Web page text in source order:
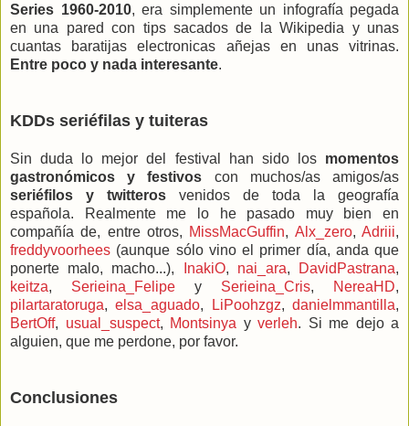
Series 1960-2010, era simplemente un infografía pegada
en una pared con tips sacados de la Wikipedia y unas
cuantas baratijas electronicas añejas en unas vitrinas.
Entre poco y nada interesante.
KDDs seriéfilas y tuiteras
Sin duda lo mejor del festival han sido los momentos
gastronómicos y festivos con muchos/as amigos/as
seriéfilos y twitteros venidos de toda la geografía
española. Realmente me lo he pasado muy bien en
compañía de, entre otros, MissMacGuffin, Alx_zero,Adriii,
freddyvoorhees (aunque sólo vino el primer día, anda que
ponerte malo, macho...),
InakiO, nai_ara, DavidPastrana,
keitza, Serieina_Felipe y Serieina_Cris, NereaHD,
pilartaratoruga,elsa_aguado, LiPoohzgz,danielmmantilla,
BertOff, usual_suspect, Montsinya y verleh. Si me dejo a
alguien, que me perdone, por favor.
Conclusiones